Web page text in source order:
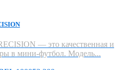
— это качественная и
в мини-футбол. Модель...